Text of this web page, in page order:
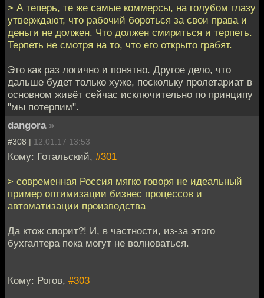
> А теперь, те же самые коммерсы, на голубом глазу
утверждают, что рабочий бороться за свои права и
деньги не должен. Что должен смириться и терпеть.
Терпеть не смотря на то, что его открыто грабят.
Это как раз логично и понятно. Другое дело, что
дальше будет только хуже, поскольку пролетариат в
основном живёт сейчас исключительно по принципу
"мы потерпим".
dangora »
#308 | 12.01.17 13:53
Кому: Готальский, #301
> современная Россия мягко говоря не идеальный
пример оптимизации бизнес процессов и
автоматизации производства
Да ктож спорит?! И, в частности, из-за этого
бухгалтера пока могут не волноваться.
Кому: Рогов, #303